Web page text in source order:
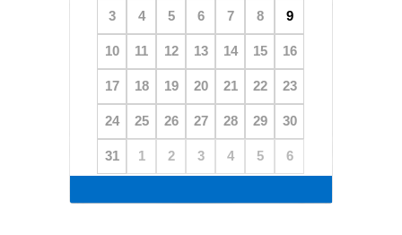
3 4 5 6 7 8 9
10 11 12 13 14 15 16
17 18 19 20 21 22 23
24 25 26 27 28 29 30
31 1 2 3 4 5 6